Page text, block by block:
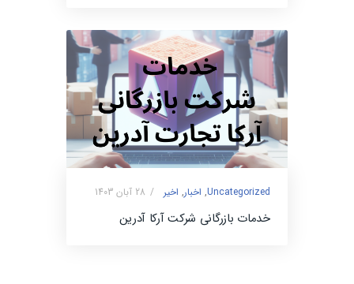
Uncategorized
, اخبار, اخیر 28 آبان 1403
خدمات بازرگانی شرکت آرکا آدرین